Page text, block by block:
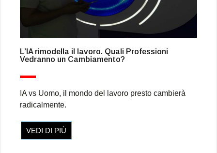
L’IA rimodella il lavoro. Quali Professioni
Vedranno un Cambiamento?
IA vs Uomo, il mondo del lavoro presto cambierà
radicalmente.
VEDI DI PIÙ